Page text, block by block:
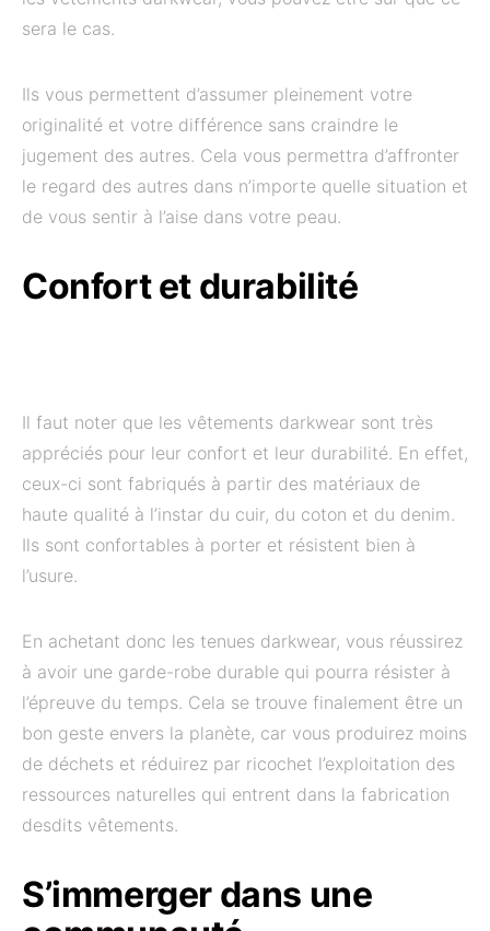
sera le cas.
Ils vous permettent d’assumer pleinement votre
originalité et votre différence sans craindre le
jugement des autres. Cela vous permettra d’affronter
le regard des autres dans n’importe quelle situation et
de vous sentir à l’aise dans votre peau.
Confort et durabilité
Il faut noter que les vêtements darkwear sont très
appréciés pour leur confort et leur durabilité. En effet,
ceux-ci sont fabriqués à partir des matériaux de
haute qualité à l’instar du cuir, du coton et du denim.
Ils sont confortables à porter et résistent bien à
l’usure.
En achetant donc les tenues darkwear, vous réussirez
à avoir une garde-robe durable qui pourra résister à
l’épreuve du temps. Cela se trouve finalement être un
bon geste envers la planète, car vous produirez moins
de déchets et réduirez par ricochet l’exploitation des
ressources naturelles qui entrent dans la fabrication
desdits vêtements.
S’immerger dans une